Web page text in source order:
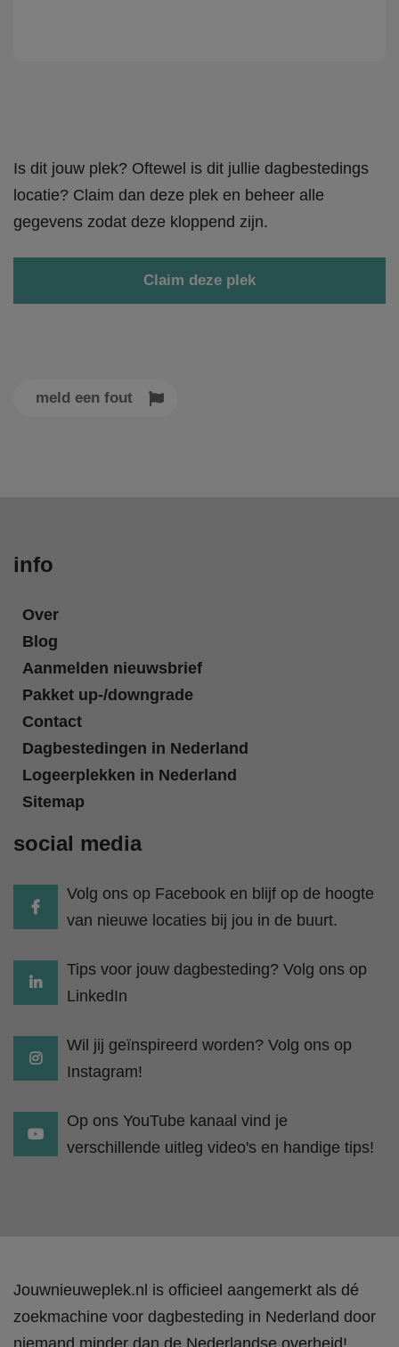
Is dit jouw plek? Oftewel is dit jullie dagbestedings
locatie? Claim dan deze plek en beheer alle
gegevens zodat deze kloppend zijn.
Claim deze plek
meld een fout
info
Over
Blog
Aanmelden nieuwsbrief
Pakket up-/downgrade
Contact
Dagbestedingen in Nederland
Logeerplekken in Nederland
Sitemap
social media
Volg ons op Facebook en blijf op de hoogte
van nieuwe locaties bij jou in de buurt.
Tips voor jouw dagbesteding? Volg ons op
LinkedIn
Wil jij geïnspireerd worden? Volg ons op
Instagram!
Op ons YouTube kanaal vind je
verschillende uitleg video's en handige tips!
Jouwnieuweplek.nl is officieel aangemerkt als dé
zoekmachine voor dagbesteding in Nederland door
niemand minder dan de Nederlandse overheid!